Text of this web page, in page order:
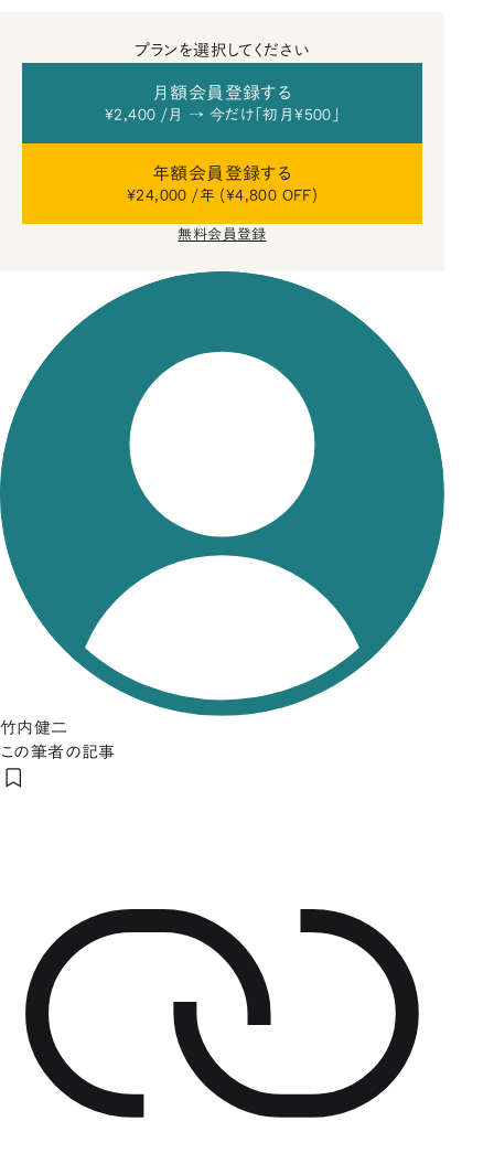
プランを選択してください
月額会員登録する
¥2,400 /月 → 今だけ「初月¥500」
年額会員登録する
¥24,000 /年 (¥4,800 OFF)
無料会員登録
竹内健二
この筆者の記事